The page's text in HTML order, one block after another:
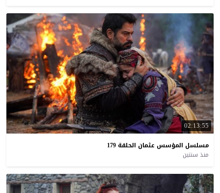
02:13:55
مسلسل المؤسس عثمان الحلقة 179
منذ سنتين